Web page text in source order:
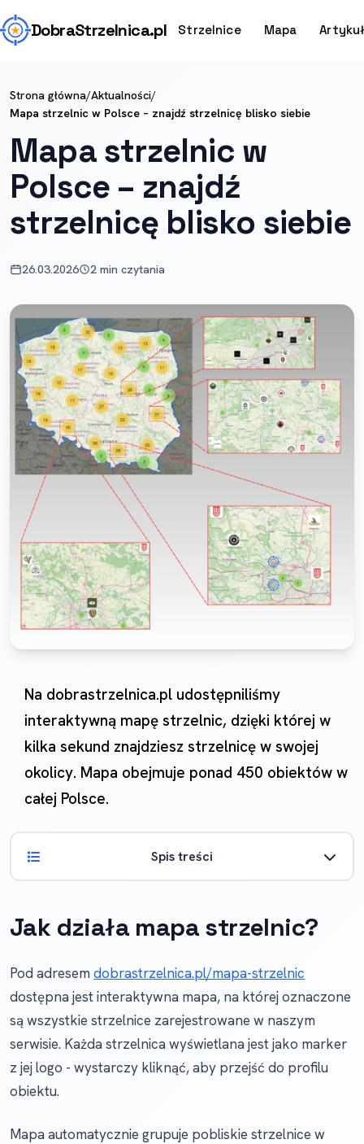
DobraStrzelnica.pl Strzelnice Mapa
Strona główna/Aktualności/
Mapa strzelnic w Polsce – znajdź strzelnicę blisko siebie
Mapa strzelnic w
Polsce – znajdź
strzelnicę blisko siebie
26.03.2026 2 min czytania
Na dobrastrzelnica.pl udostępniliśmy
interaktywną mapę strzelnic, dzięki której w
kilka sekund znajdziesz strzelnicę w swojej
okolicy. Mapa obejmuje ponad 450 obiektów w
całej Polsce.
Spis treści
Jak działa mapa strzelnic?
Pod adresemdobrastrzelnica.pl/mapa-strzelnic
dostępna jest interaktywna mapa, na której oznaczone
są wszystkie strzelnice zarejestrowane w naszym
serwisie. Każda strzelnica wyświetlana jest jako marker
z jej logo - wystarczy kliknąć, aby przejść do profilu
obiektu.
Mapa automatycznie grupuje pobliskie strzelnice w